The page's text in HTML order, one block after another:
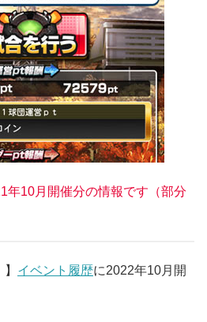
10月開催分の情報です（部分
イベント履歴に2022年10月開